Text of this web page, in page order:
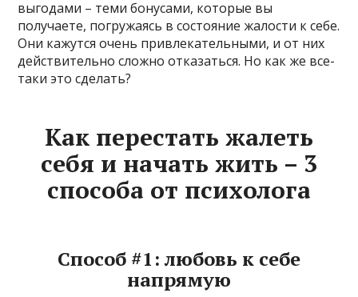
выгодами – теми бонусами, которые вы
получаете, погружаясь в состояние жалости к себе.
Они кажутся очень привлекательными, и от них
действительно сложно отказаться. Но как же все-
таки это сделать?
Как перестать жалеть
себя и начать жить – 3
способа от психолога
Способ #1: любовь к себе
напрямую